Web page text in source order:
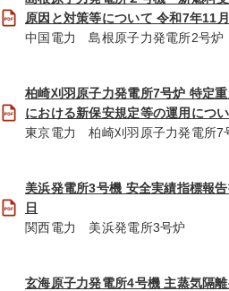
原因と対策等について 令和7年11
中国電力 島根原子力発電所2号炉
柏崎刈羽原子力発電所7号炉 特定
における新保安規定等の運用につ
東京電力 柏崎刈羽原子力発電所7
美浜発電所3号機 安全実績指標報
日
関西電力 美浜発電所3号炉
玄海原子力発電所4号機 主蒸気隔